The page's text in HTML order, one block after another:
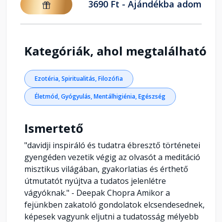
3690 Ft - Ajándékba adom
Kategóriák, ahol megtalálható
Ezotéria, Spiritualitás, Filozófia
Életmód, Gyógyulás, Mentálhigiénia, Egészség
Ismertető
"davidji inspiráló és tudatra ébresztő történetei
gyengéden vezetik végig az olvasót a meditáció
misztikus világában, gyakorlatias és érthető
útmutatót nyújtva a tudatos jelenlétre
vágyóknak." - Deepak Chopra Amikor a
fejünkben zakatoló gondolatok elcsendesednek,
képesek vagyunk eljutni a tudatosság mélyebb